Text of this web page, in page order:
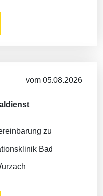
vom 05.08.2026
zu
Bad